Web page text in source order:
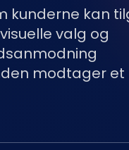
kunderne kan
valg og
modtager et